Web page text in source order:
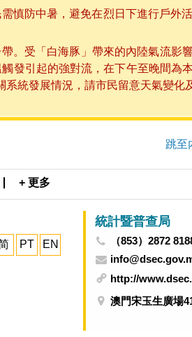
慎防中暑，避免在烈日下進行戶外
。受「白海豚」帶來的內陸氣流影
發引起的強對流，在下午至晚間為
統發展情況，請市民留意天氣變化
跳至
+ 更多
PT EN
統計暨普查局
（853）2872
http://
澳門宋玉生廣場